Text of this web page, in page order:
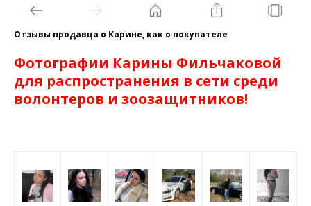
Отзывы продавца о Карине, как о покупателе
Фотографии Карины Фильчаковой
для распространения в сети среди
волонтеров и зоозащитников!